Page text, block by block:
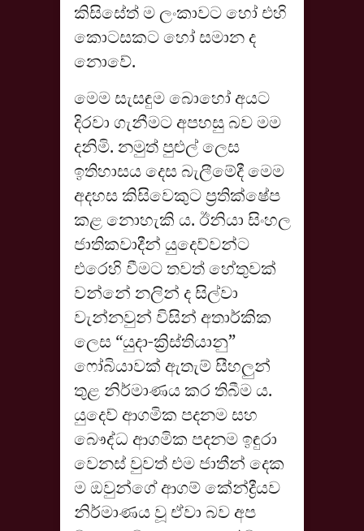
කිසිසේත් ම ලංකාවට හෝ එහි
කොටසකට හෝ සමාන ද
නොවේ.
මෙම සැසඳුම බොහෝ අයට
දිරවා ගැනීමට අපහසු බව මම
දනිමි. නමුත් පුළුල් ලෙස
ඉතිහාසය දෙස බැලීමේදී මෙම
අදහස කිසිවෙකුට ප්‍රතික්ෂේප
කළ නොහැකි ය. ඊනියා සිංහල
ජාතිකවාදීන් යුදෙව්වන්ට
එරෙහි වීමට තවත් හේතුවක්
වන්නේ නලින් ද සිල්වා
වැන්නවුන් විසින් අතාර්කික
ලෙස “යුදා-ක්‍රිස්තියානු”
ෆෝබියාවක් ඇතැම් සීහලුන්
තුළ නිර්මාණය කර තිබීම ය.
යුදෙව් ආගමික පදනම සහ
බෞද්ධ ආගමික පදනම ඉඳුරා
වෙනස් වුවත් එම ජාතීන් දෙක
ම ඔවුන්ගේ ආගම් කේන්ද්‍රීයව
නිර්මාණය වූ ඒවා බව අප